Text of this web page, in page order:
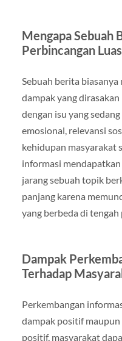
Mengapa Sebuah
Perbincangan Luas
Sebuah berita
dampak yang
dengan isu yang
emosional, relevansi
kehidupan masyarakat
informasi
jarang sebuah topik
panjang karena
yang berbeda di tengah
Dampak
Terhadap
Perkembangan
dampak positif
positif, masyarakat